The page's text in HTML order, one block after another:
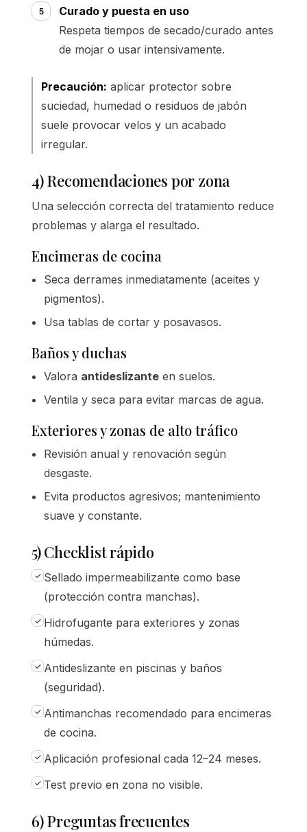
Curado y puesta en uso
Respeta tiempos de secado/curado antes
de mojar o usar intensivamente.
Precaución: aplicar protector sobre
suciedad, humedad o residuos de jabón
suele provocar velos y un acabado
irregular.
4) Recomendaciones por zona
Una selección correcta del tratamiento reduce
problemas y alarga el resultado.
Encimeras de cocina
Seca derrames inmediatamente (aceites y
pigmentos).
Usa tablas de cortar y posavasos.
Baños y duchas
Valora antideslizante en suelos.
Ventila y seca para evitar marcas de agua.
Exteriores y zonas de alto tráfico
Revisión anual y renovación según
desgaste.
Evita productos agresivos; mantenimiento
suave y constante.
5) Checklist rápido
Sellado impermeabilizante como base
(protección contra manchas).
Hidrofugante para exteriores y zonas
húmedas.
Antideslizante en piscinas y baños
(seguridad).
Antimanchas recomendado para encimeras
de cocina.
Aplicación profesional cada 12–24 meses.
Test previo en zona no visible.
6) Preguntas frecuentes